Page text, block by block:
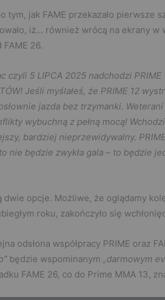
tym, jak FAME przekazało pierwsze
iż… również wrócą na ekrany w
26.
czyli 5 LIPCA 2025 nadchodzi
Jeśli myślałeś, że PRIME 12
jazda bez trzymanki.
wybuchną z pełną mocą!
bardziej nieprzewidywalny.
nie będzie zwykła gala – to będzie
opcje. Możliwe, że oglądamy
roku, zakończyło się
odsłona współpracy PRIME oraz
będzie wspominanym „darmowym
FAME 26, co do Prime MMA 13,